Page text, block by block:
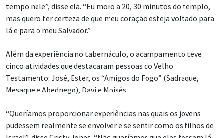
tempo nele”, disse ela. “Eu moro a 20, 30 minutos do templo,
mas quero ter certeza de que meu coração esteja voltado para
lá e para o meu Salvador.”
Além da experiência no tabernáculo, o acampamento teve
cinco atividades que destacaram pessoas do Velho
Testamento: José, Ester, os “Amigos do Fogo” (Sadraque,
Mesaque e Abednego), Davi e Moisés.
“Queríamos proporcionar experiências nas quais os jovens
pudessem realmente se envolver e se sentir como os filhos de